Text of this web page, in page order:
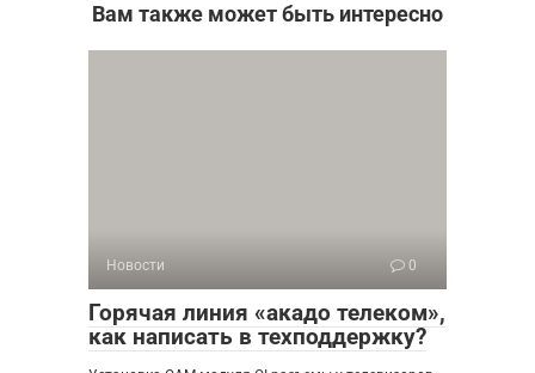
Вам также может быть интересно
Новости 0
Горячая линия «акадо телеком»,
как написать в техподдержку?